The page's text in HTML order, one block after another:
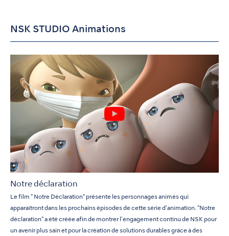
NSK STUDIO Animations
Notre déclaration
Le film " Notre Déclaration" présente les personnages animés qui
apparaîtront dans les prochains épisodes de cette série d'animation. "Notre
déclaration" a été créée afin de montrer l'engagement continu de NSK pour
un avenir plus sain et pour la création de solutions durables grâce à des